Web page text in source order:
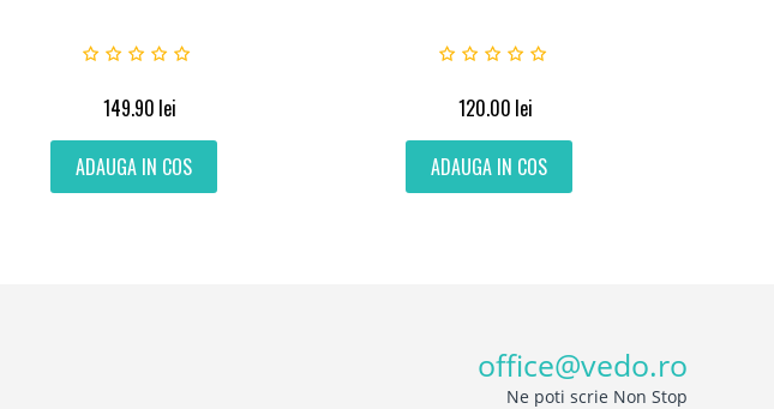
149.90 lei
ADAUGA IN COS
120.00 lei
ADAUGA IN COS
office@vedo.ro
Ne poti scrie Non Stop